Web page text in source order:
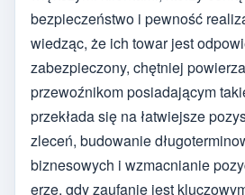
bezpieczeństwo i pewność
wiedząc, że ich towar jest
zabezpieczony, chętniej
przewoźnikom posiadającym
przekłada się na łatwiejsze
zleceń, budowanie
biznesowych i wzmacnianie
erze, gdy zaufanie jest